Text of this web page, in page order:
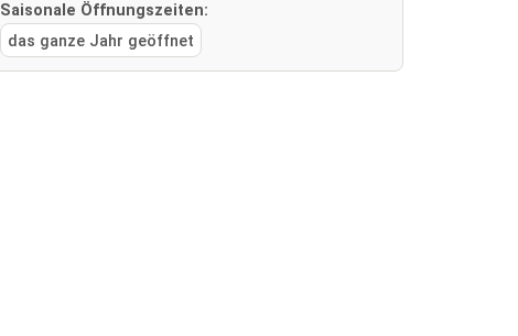
Saisonale Öffnungszeiten:
das ganze Jahr geöffnet